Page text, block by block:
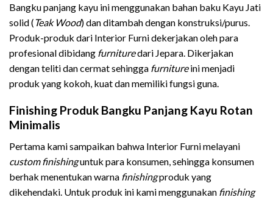
Bangku panjang kayu ini menggunakan bahan baku Kayu Jati
solid (Teak Wood) dan ditambah dengan konstruksi/purus.
Produk-produk dari Interior Furni dekerjakan oleh para
profesional dibidang furnituredari Jepara. Dikerjakan
dengan teliti dan cermat sehingga furnitureini menjadi
produk yang kokoh, kuat dan memiliki fungsi guna.
Finishing Produk Bangku Panjang Kayu Rotan
Minimalis
Pertama kami sampaikan bahwa Interior Furni melayani
custom finishinguntuk para konsumen, sehingga konsumen
berhak menentukan warna finishingproduk yang
dikehendaki. Untuk produk ini kami menggunakan finishing